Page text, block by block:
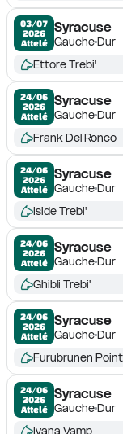
03/07
2026
Attelé
Syracuse
GaucheDur
Ettore Trebi'
24/06
2026
Attelé
Syracuse
GaucheDur
Frank Del Ronco
24/06
2026
Attelé
Syracuse
GaucheDur
Iside Trebi'
24/06
2026
Attelé
Syracuse
GaucheDur
Ghibli Trebi'
24/06
2026
Attelé
Syracuse
GaucheDur
Furubrunen Point
24/06
2026
Attelé
Syracuse
GaucheDur
Ivana Vamp